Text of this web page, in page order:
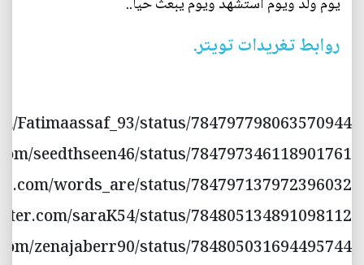
روابط تغريدات تويتر.
Fatimaassaf_93/status/784797798063570944
seedthseen46/status/784797346118901761
words_are/status/784797137972396032
saraK54/status/784805134891098112
zenajaberr90/status/784805031694495744